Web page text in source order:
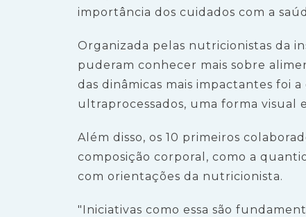
importância dos cuidados com a
Organizada pelas nutricionistas da
puderam conhecer mais sobre
das dinâmicas mais impactantes foi
ultraprocessados, uma forma visual
Além disso, os 10 primeiros
composição corporal, como a
com orientações da nutricionista.
"Iniciativas como essa são